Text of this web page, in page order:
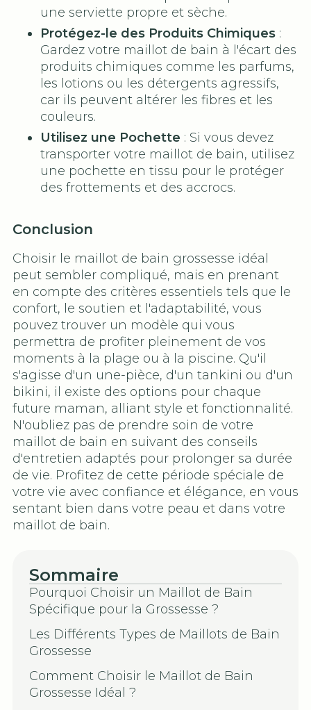
une serviette propre et sèche.
Protégez-le des Produits Chimiques :
Gardez votre maillot de bain à l'écart des
produits chimiques comme les parfums,
les lotions ou les détergents agressifs,
car ils peuvent altérer les fibres et les
couleurs.
Utilisez une Pochette : Si vous devez
transporter votre maillot de bain, utilisez
une pochette en tissu pour le protéger
des frottements et des accrocs.
Conclusion
Choisir le maillot de bain grossesse idéal
peut sembler compliqué, mais en prenant
en compte des critères essentiels tels que le
confort, le soutien et l'adaptabilité, vous
pouvez trouver un modèle qui vous
permettra de profiter pleinement de vos
moments à la plage ou à la piscine. Qu'il
s'agisse d'un une-pièce, d'un tankini ou d'un
bikini, il existe des options pour chaque
future maman, alliant style et fonctionnalité.
N'oubliez pas de prendre soin de votre
maillot de bain en suivant des conseils
d'entretien adaptés pour prolonger sa durée
de vie. Profitez de cette période spéciale de
votre vie avec confiance et élégance, en vous
sentant bien dans votre peau et dans votre
maillot de bain.
Sommaire
Pourquoi Choisir un Maillot de Bain
Spécifique pour la Grossesse ?
Les Différents Types de Maillots de Bain
Grossesse
Comment Choisir le Maillot de Bain
Grossesse Idéal ?